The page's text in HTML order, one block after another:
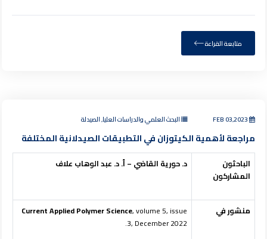
متابعة القراءة
البحث العلمي والدراسات العليا, الصيدلة
مراجعة لأهمية الكيتوزان في التطبيقات الصيدلانية المختلفة
الباحثون
المشاركون
د. حورية القاضي – أ. د. عبد الوهاب علاف
منشور في Current Applied Polymer Science, volume 5, issue
3, December 2022.